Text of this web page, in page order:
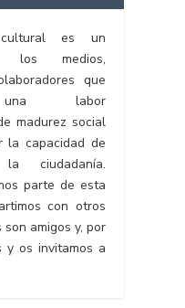
es un
los medios,
que
una labor
madurez social
la capacidad de
ciudadanía.
parte de esta
con otros
amigos y, por
y os invitamos a